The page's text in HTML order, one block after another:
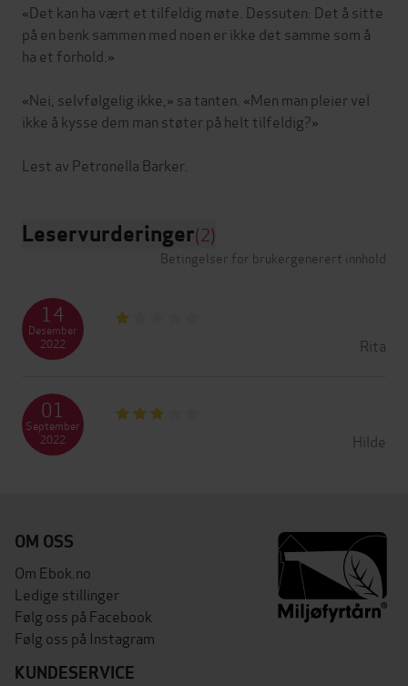
«Det kan ha vært et tilfeldig møte. Dessuten: Det å sitte
på en benk sammen med noen er ikke det samme som å
ha et forhold.»
«Nei, selvfølgelig ikke,» sa tanten. «Men man pleier vel
ikke å kysse dem man støter på helt tilfeldig?»
Leservurderinger(2)
Betingelser for brukergenerert innhold
Rita
14
Desember
2022
Hilde
01
September
2022
OM OSS
Om Ebok.no
Ledige stillinger
Følg oss på Facebook
Følg oss på Instagram
KUNDESERVICE